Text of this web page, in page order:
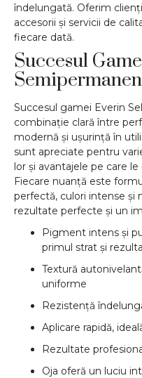
îndelungată. Oferim
accesorii și servicii de
fiecare dată.
Succesul
Succesul gamei Everin
combinație clară între
modernă și ușurință în
sunt apreciate pentru
lor și avantajele pe care
Fiecare nuanță este
perfectă, culori intense și
rezultate perfecte și un
Pigment intens și
primul strat și
Textură
uniforme
Rezistență
Aplicare rapidă,
Rezultate
Oja oferă un luciu